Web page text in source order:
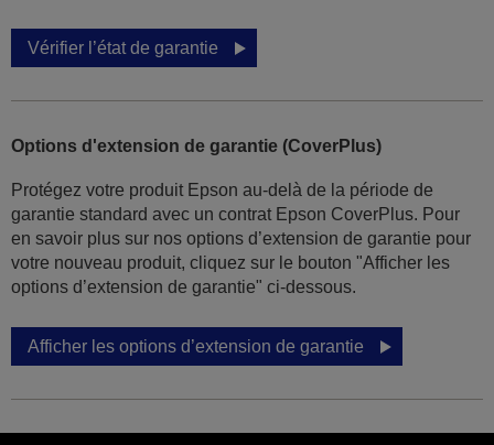
Vérifier l’état de garantie
Options d'extension de garantie (CoverPlus)
Protégez votre produit Epson au-delà de la période de
garantie standard avec un contrat Epson CoverPlus. Pour
en savoir plus sur nos options d’extension de garantie pour
votre nouveau produit, cliquez sur le bouton "Afficher les
options d’extension de garantie" ci-dessous.
Afficher les options d’extension de garantie